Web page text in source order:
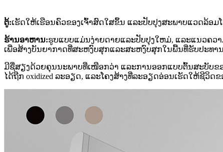
ຕູ້:ເຮັດໃຫ້ເຮືອນຄົວຂອງເຈົ້າສົດໃສຂຶ້ນ ແລະປັບປຸງສະພາບແວດລ້ອມ
ຮ້ານອາຫານ:ຮູບແບບແມ່ນງ່າຍດາຍແລະປັບປຸງໃຫມ່, ແລະແນວຄວ
ເພື່ອສ້າງບັນຍາກາດທີ່ສະຫງົບສຸກແລະສະຫງົບສຸກໃນພື້ນທີ່ຮັບປະທາ
ມີຊື່ສຽງດ້ວຍຄຸນນະພາບທີ່ເໜືອກວ່າ ແລະການອອກແບບຕົ້ນສະບັບຂອ
ໄດ້ຖືກ oxidized ລະອຽດ, ແລະໂຄງສ້າງທີ່ລະອຽດອ່ອນເຮັດໃຫ້ຊີວິ